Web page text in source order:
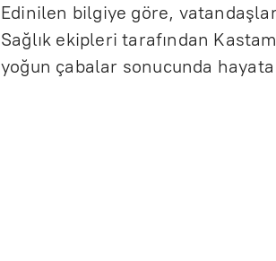
Edinilen bilgiye göre,
Sağlık ekipleri tarafından
yoğun çabalar sonucunda